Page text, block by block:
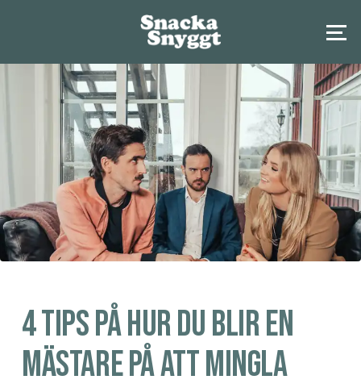
4 tips på hur du blir en
mästare på att mingla